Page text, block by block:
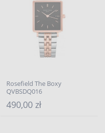
Rosefield The Boxy
QVBSDQ016
490,00 zł